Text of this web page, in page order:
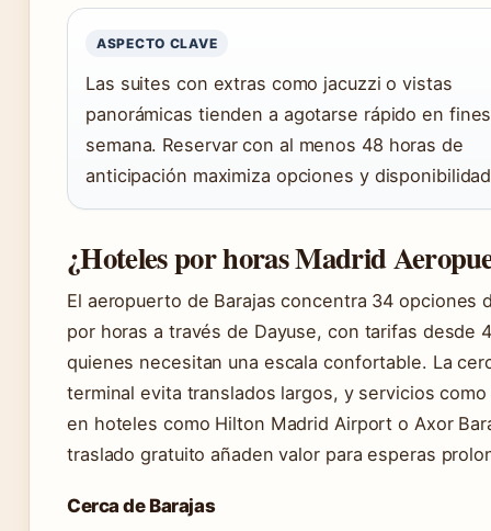
ASPECTO CLAVE
Las suites con extras como jacuzzi o vistas
panorámicas tienden a agotarse rápido en
semana. Reservar con al menos 48 horas de
anticipación maximiza opciones y
¿Hoteles por horas Madrid
El aeropuerto de Barajas concentra 34 opciones
por horas a través de Dayuse, con tarifas desde
quienes necesitan una escala confortable. La
terminal evita translados largos, y servicios
en hoteles como Hilton Madrid Airport o Axor
traslado gratuito añaden valor para esperas
Cerca de Barajas